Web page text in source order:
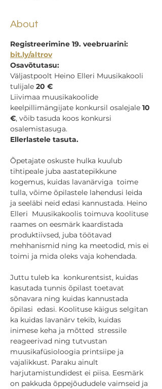
About
Registreerimine 19. veebruarini:
bit.ly/altrov
Osavõtutasu:
Väljastpoolt Heino Elleri Muusikakooli
tulijale 20 €
Liivimaa muusikakoolide
keelpillimängijate konkursil osalejale 10
€, võib tasuda koos konkursi
osalemistasuga.
Ellerlastele tasuta.
Õpetajate oskuste hulka kuulub
tihtipeale juba aastatepikkune
kogemus, kuidas lavanärviga  toime
tulla, võime õpilastele lahendusi leida
ja seeläbi neid edasi kannustada. Heino
Elleri  Muusikakoolis toimuva koolituse
raames on eesmärk kaardistada
produktiivsed, juba töötavad
mehhanismid ning ka meetodid, mis ei
toimi ja mida oleks vaja kohendada.
Juttu tuleb ka  konkurentsist, kuidas
kasutada tunnis õpilast toetavat
sõnavara ning kuidas kannustada
õpilasi  edasi. Koolituse käigus selgitan
ka kuidas lavanärv tekib, kuidas
inimese keha ja mõtted  stressile
reageerivad ning tutvustan
muusikafüsioloogia printsiipe ja
vajalikkust. Paraku ainult
harjutamistundidest ei piisa. Eesmärk
on pakkuda õppejõududele vaimseid ja